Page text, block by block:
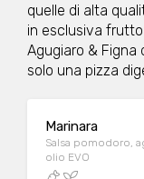
quelle di alta
in esclusiva
Agugiaro & Figna
solo una pizza
Marinara
Salsa pomodoro,
olio EVO